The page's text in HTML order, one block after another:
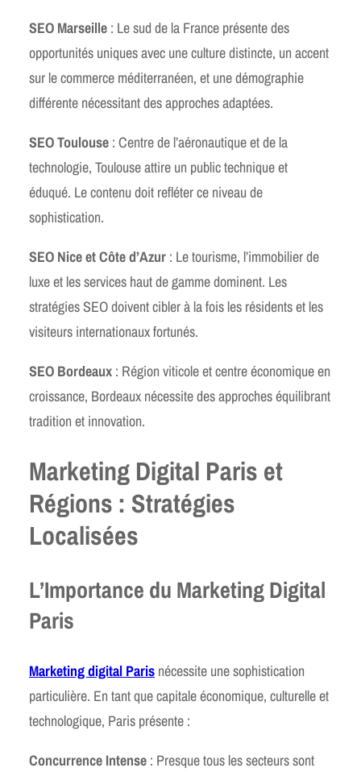
SEO Marseille : Le sud de la France présente des
opportunités uniques avec une culture distincte, un accent
sur le commerce méditerranéen, et une démographie
différente nécessitant des approches adaptées.
SEO Toulouse : Centre de l’aéronautique et de la
technologie, Toulouse attire un public technique et
éduqué. Le contenu doit refléter ce niveau de
sophistication.
SEO Nice et Côte d’Azur : Le tourisme, l’immobilier de
luxe et les services haut de gamme dominent. Les
stratégies SEO doivent cibler à la fois les résidents et les
visiteurs internationaux fortunés.
SEO Bordeaux : Région viticole et centre économique en
croissance, Bordeaux nécessite des approches équilibrant
tradition et innovation.
Marketing Digital Paris et
Régions : Stratégies
Localisées
L’Importance du Marketing Digital
Paris
Marketing digital Paris nécessite une sophistication
particulière. En tant que capitale économique, culturelle et
technologique, Paris présente :
Concurrence Intense : Presque tous les secteurs sont